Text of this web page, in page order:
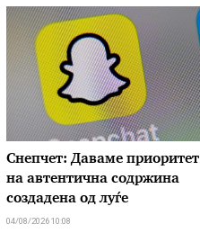
Снепчет: Даваме приоритет
на автентична содржина
создадена од луѓе
04/08/2026 10:08